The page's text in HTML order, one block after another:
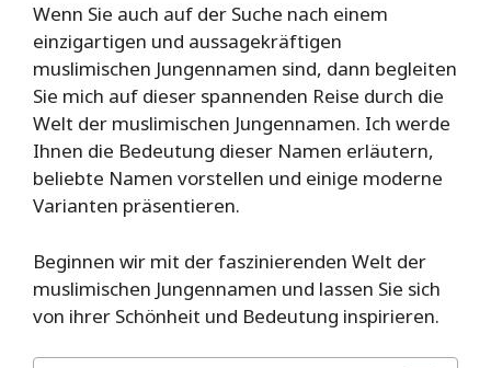
Wenn Sie auch auf der Suche nach einem
einzigartigen und aussagekräftigen
muslimischen Jungennamen sind, dann begleiten
Sie mich auf dieser spannenden Reise durch die
Welt der muslimischen Jungennamen. Ich werde
Ihnen die Bedeutung dieser Namen erläutern,
beliebte Namen vorstellen und einige moderne
Varianten präsentieren.
Beginnen wir mit der faszinierenden Welt der
muslimischen Jungennamen und lassen Sie sich
von ihrer Schönheit und Bedeutung inspirieren.